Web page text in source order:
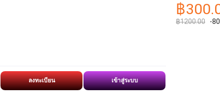
ลงทะเบียน เข้าสู่ระบบ
฿
฿1200.00 -